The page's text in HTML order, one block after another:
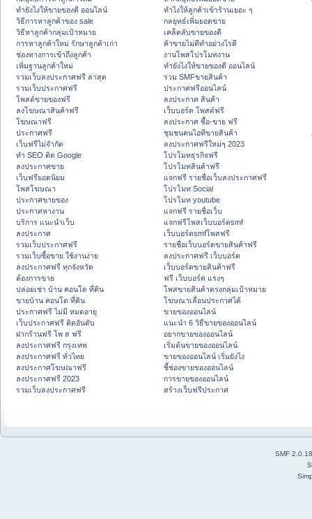
ทํายังไงให้ขายของดี ออนไลน์
วิธีการหาลูกค้าของ sale
วิธีหาลูกค้ากลุ่มเป้าหมาย
การหาลูกค้าใหม่ รักษาลูกค้าเก่า
ช่องทางการเข้าถึงลูกค้า
เพิ่มฐานลูกค้าใหม่
รวมเว็บลงประกาศฟรี ล่าสุด
รวมเว็บประกาศฟรี
โพสต์ขายของฟรี
ลงโฆษณาสินค้าฟรี
โฆษณาฟรี
ประกาศฟรี
เว็บฟรีไม่จำกัด
ทำ SEO ติด Google
ลงประกาศขาย
เว็บฟรียอดนิยม
โพสโฆษณา
ประกาศขายของ
ประกาศหางาน
บริการ แนะนำเว็บ
ลงประกาศ
รวมเว็บประกาศฟรี
รวมเว็บซื้อขาย ใช้งานง่าย
ลงประกาศฟรี ทุกจังหวัด
ต้องการขาย
ปล่อยเช่า บ้าน คอนโด ที่ดิน
ขายบ้าน คอนโด ที่ดิน
ประกาศฟรี ไม่มี หมดอายุ
เว็บประกาศฟรี ติดอันดับ
ฝากร้านฟรี โพ ส ฟรี
ลงประกาศฟรี กรุงเทพ
ลงประกาศฟรี ทั่วไทย
ลงประกาศโฆษณาฟรี
ลงประกาศฟรี 2023
รวมเว็บลงประกาศฟรี
ทําไงให้ลูกค้าเข้าร้านเยอะ ๆ
กลยุทธ์เพิ่มยอดขาย
เคล็ดลับขายของดี
ค้าขายไม่ดีทำอย่างไรดี
งานโพสโปรโมทงาน
ทํายังไงให้ขายของดี ออนไลน์
รวม SMFขายสินค้า
ประกาศฟรีออนไลน์
ลงประกาศ สินค้า
เว็บบอร์ด โพสต์ฟรี
ลงประกาศ ซื้อ-ขาย ฟรี
ชุมชนคนไอทีขายสินค้า
ลงประกาศฟรีใหม่ๆ 2023
โปรโมทธุรกิจฟรี
โปรโมทสินค้าฟรี
แจกฟรี รายชื่อเว็บลงประกาศฟรี
โปรโมท Social
โปรโมท youtube
แจกฟรี รายชื่อเว็บ
แจกฟรีโพสเว็บบอร์ดsmf
เว็บบอร์ดsmfโพสฟรี
รายชื่อเว็บบอร์ดขายสินค้าฟรี
ลงประกาศฟรี เว็บบอร์ด
เว็บบอร์ดขายสินค้าฟรี
ฟรี เว็บบอร์ด แรงๆ
โพสขายสินค้าตรงกลุ่มเป้าหมาย
โฆษณาเลื่อนประกาศได้
ขายของออนไลน์
แนะนำ 6 วิธีขายของออนไลน์
อยากขายของออนไลน์
เริ่มต้นขายของออนไลน์
ขายของออนไลน์ เริ่มยังไง
ชี้ช่องขายของออนไลน์
การขายของออนไลน์
สร้างเว็บฟรีประกาศ
SMF 2.0.18